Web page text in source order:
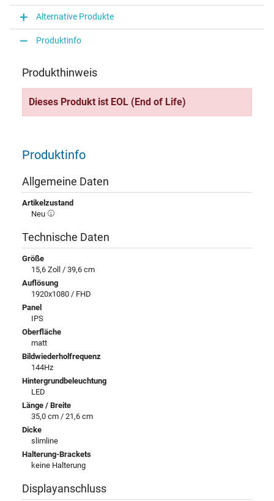
Alternative Produkte
Produktinfo
Produkthinweis
Dieses Produkt ist EOL (End of Life)
Produktinfo
Allgemeine Daten
Artikelzustand
Neu
Technische Daten
Größe
15,6 Zoll / 39,6 cm
Auflösung
1920x1080 / FHD
Panel
IPS
Oberfläche
matt
Bildwiederholfrequenz
144Hz
Hintergrundbeleuchtung
LED
Länge / Breite
35,0 cm / 21,6 cm
Dicke
slimline
Halterung-Brackets
keine Halterung
Displayanschluss